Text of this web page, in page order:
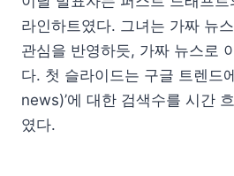
라인하트였다. 그녀는 가짜 뉴
관심을 반영하듯, 가짜 뉴스로
다. 첫 슬라이드는 구글 트렌드
news)’에 대한 검색수를 시간
였다.